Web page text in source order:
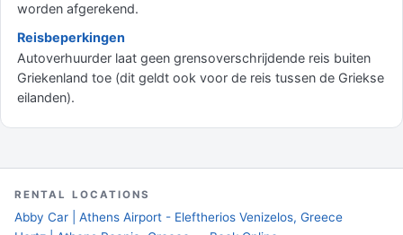
worden afgerekend.
Reisbeperkingen
Autoverhuurder laat geen grensoverschrijdende reis buiten
Griekenland toe (dit geldt ook voor de reis tussen de Griekse
eilanden).
RENTAL LOCATIONS
Abby Car | Athens Airport - Eleftherios Venizelos, Greece